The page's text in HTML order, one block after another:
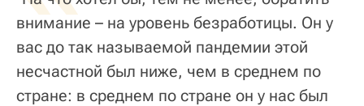
внимание – на уровень безработицы. Он у
вас до так называемой пандемии этой
несчастной был ниже, чем в среднем по
стране: в среднем по стране он у нас был